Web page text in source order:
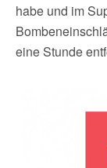
habe und im
eine Stunde